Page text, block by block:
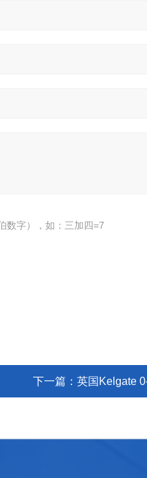
数字），如：三加四=7
下一篇： 英国Kelgate